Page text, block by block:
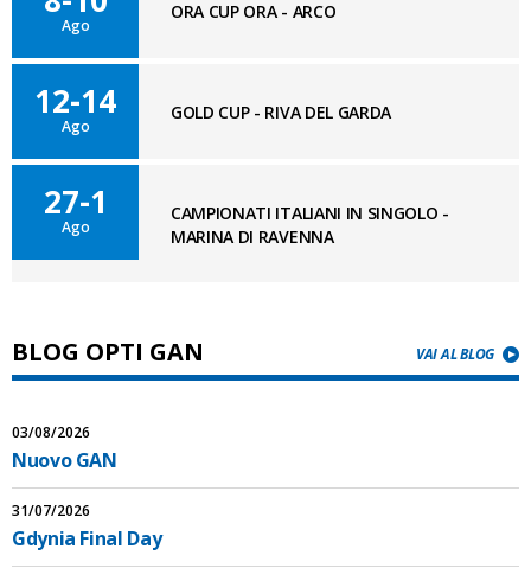
Ago
ORA CUP ORA - ARCO
12-14
Ago
GOLD CUP - RIVA DEL GARDA
27-1
Ago
CAMPIONATI ITALIANI IN SINGOLO -
MARINA DI RAVENNA
BLOG OPTI GAN VAI AL BLOG
03/08/2026
Nuovo GAN
31/07/2026
Gdynia Final Day